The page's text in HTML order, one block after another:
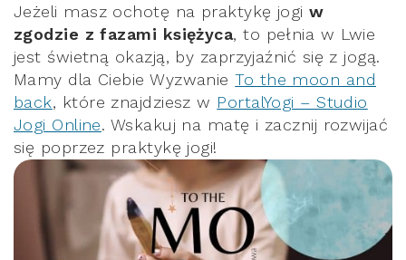
Jeżeli masz ochotę na praktykę jogiw
zgodzie z fazami księżyca, to pełnia w Lwie
jest świetną okazją, by zaprzyjaźnić się z jogą.
Mamy dla Ciebie WyzwanieTo the moon and
back, które znajdziesz w PortalYogi – Studio
Jogi Online. Wskakuj na matę i zacznij rozwijać
się poprzez praktykę jogi!